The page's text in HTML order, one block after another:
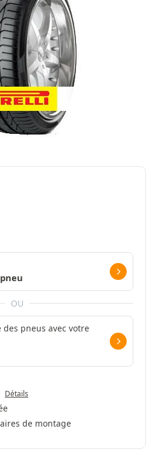
OU
pneus avec votre
Détails
de montage